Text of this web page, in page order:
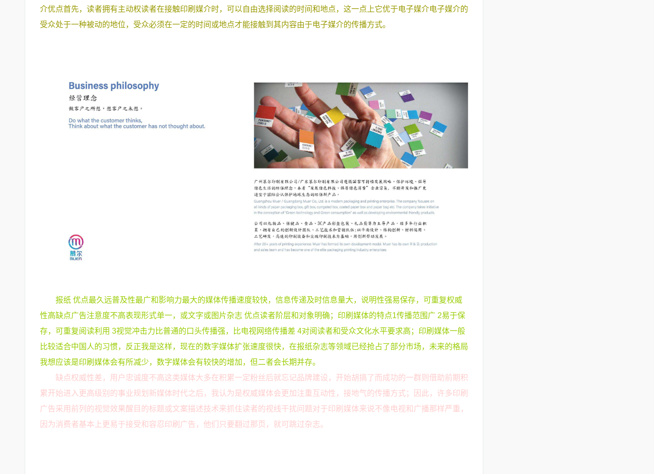
介优点首先，读者拥有主动权读者在接触印刷媒介时，可以自由选择阅读的时间和地点，这一点上它优于电子媒介电子媒介的
受众处于一种被动的地位，受众必须在一定的时间或地点才能接触到其内容由于电子媒介的传播方式。
报纸 优点最久远普及性最广和影响力最大的媒体传播速度较快，信息传递及时信息量大，说明性强易保存，可重复权威
性高缺点广告注意度不高表现形式单一，或文字或图片杂志 优点读者阶层和对象明确；印刷媒体的特点1传播范围广 2易于保
存，可重复阅读利用 3视觉冲击力比普通的口头传播强，比电视网络传播差 4对阅读者和受众文化水平要求高；印刷媒体一般
比较适合中国人的习惯，反正我是这样，现在的数字媒体扩张速度很快，在报纸杂志等领域已经抢占了部分市场，未来的格局
我想应该是印刷媒体会有所减少，数字媒体会有较快的增加，但二者会长期并存。
缺点权威性差，用户忠诚度不高这类媒体大多在积累一定粉丝后就忘记品牌建设，开始胡搞了而成功的一群则借助前期积
累开始进入更高级别的事业规划新媒体时代之后，我认为是权威媒体会更加注重互动性，接地气的传播方式；因此，许多印刷
广告采用前列的视觉效果醒目的标题或文案描述技术来抓住读者的视线干扰问题对于印刷媒体来说不像电视和广播那样严重，
因为消费者基本上更易于接受和容忍印刷广告，他们只要翻过那页，就可跳过杂志。